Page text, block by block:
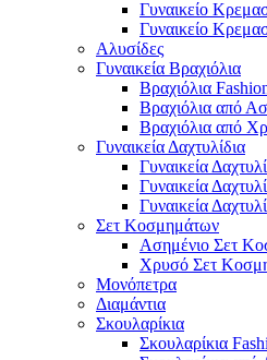
Γυναικείο
Γυναικείο
Αλυσίδες
Γυναικεία Βραχιόλια
Βραχιόλια
Βραχιόλια από
Βραχιόλια από
Γυναικεία Δαχτυλίδια
Γυναικεία
Γυναικεία
Γυναικεία
Σετ Κοσμημάτων
Ασημένιο Σετ
Χρυσό Σετ
Μονόπετρα
Διαμάντια
Σκουλαρίκια
Σκουλαρίκια